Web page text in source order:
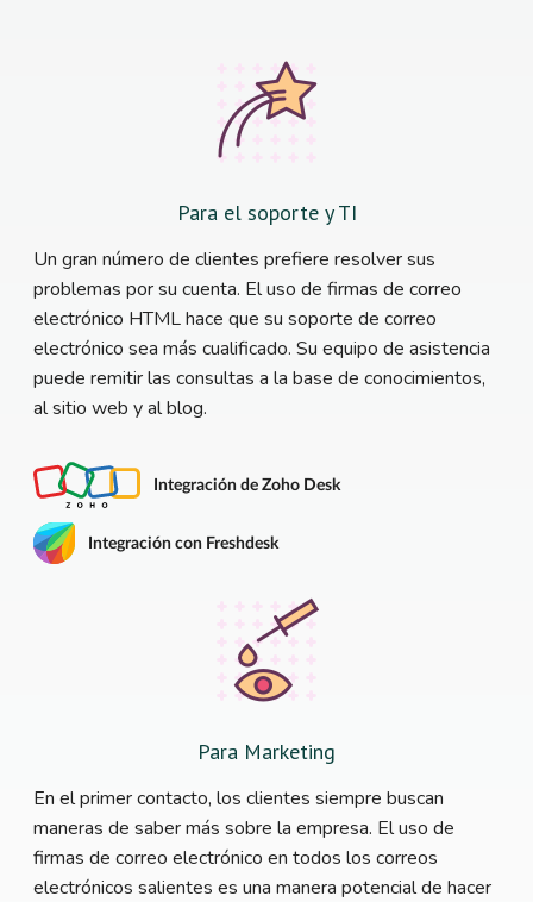
Para el soporte y TI
Un gran número de clientes prefiere resolver sus
problemas por su cuenta. El uso de firmas de correo
electrónico HTML hace que su soporte de correo
electrónico sea más cualificado. Su equipo de asistencia
puede remitir las consultas a la base de conocimientos,
al sitio web y al blog.
Integración de Zoho Desk
Integración con Freshdesk
Para Marketing
En el primer contacto, los clientes siempre buscan
maneras de saber más sobre la empresa. El uso de
firmas de correo electrónico en todos los correos
electrónicos salientes es una manera potencial de hacer